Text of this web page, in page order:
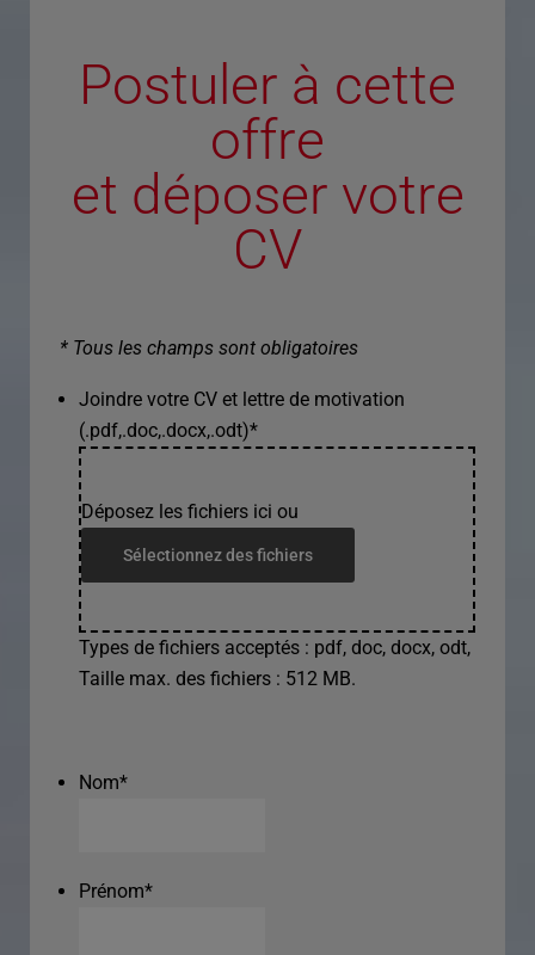
Postuler à cette
offre
et déposer votre
CV
* Tous les champs sont obligatoires
Joindre votre CV et lettre de motivation
(.pdf,.doc,.docx,.odt)*
Déposez les fichiers ici ou
Sélectionnez des fichiers
Types de fichiers acceptés : pdf, doc, docx, odt,
Taille max. des fichiers : 512 MB.
Nom*
Prénom*